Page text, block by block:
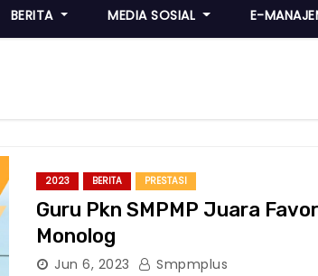
BERITA MEDIA SOSIAL E-
2023 BERITA PRESTASI
Guru Pkn SMPMP Juara
Monolog
Jun 6, 2023 Smpmplus